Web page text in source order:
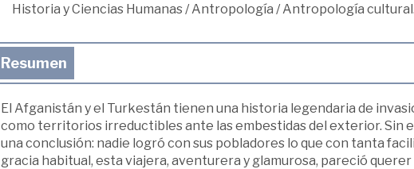
Historia y Ciencias Humanas/Antropología /Antropología
Resumen
El Afganistán y el Turkestán tienen una historia legendaria de
como territorios irreductibles ante las embestidas del exterior. Sin
una conclusión: nadie logró con sus pobladores lo que con tanta
gracia habitual, esta viajera, aventurera y glamurosa, pareció